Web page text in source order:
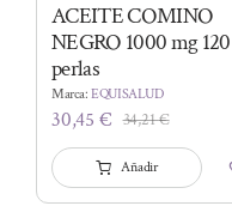
ACEITE COMINO
NEGRO 1000 mg 120
perlas
Marca:EQUISALUD
34,21€El
precio
original
30,45 €
El
precio
actual
Añadir